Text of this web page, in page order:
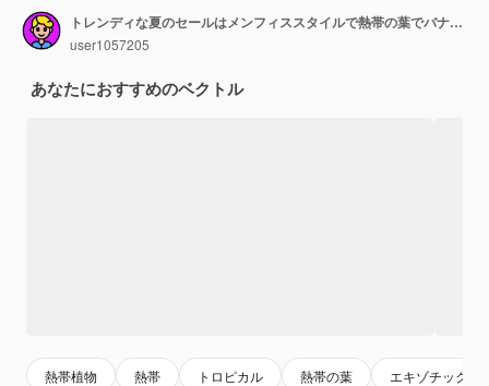
トレンディな夏のセールはメンフィススタイルで熱帯の葉でバナープロモーションを提供します
user1057205
あなたにおすすめのベクトル
熱帯植物 熱帯 トロピカル 熱帯の葉 エキゾチック